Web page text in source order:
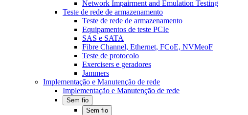
Network Impairment and Emulation Testing
Teste de rede de armazenamento
Teste de rede de armazenamento
Equipamentos de teste PCIe
SAS e SATA
Fibre Channel, Ethernet, FCoE, NVMeoF
Teste de protocolo
Exercisers e geradores
Jammers
Implementação e Manutenção de rede
Implementação e Manutenção de rede
Sem fio
Sem fio